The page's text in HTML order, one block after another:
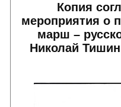
Копия
мероприятия о
марш –
Николай